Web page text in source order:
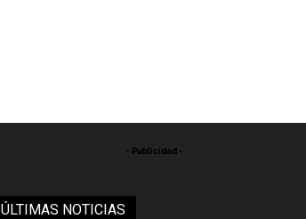
- Publicidad -
ÚLTIMAS NOTICIAS